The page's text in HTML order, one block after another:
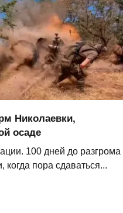
Николаевки,
осаде
100 дней до разгрома
пора сдаваться...